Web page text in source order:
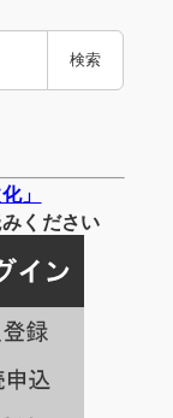
検索
」
ください